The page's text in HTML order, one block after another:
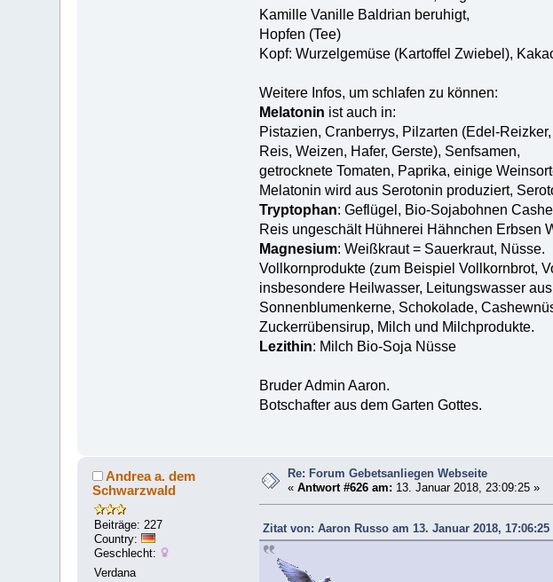
Kamille Vanille Baldrian beruhigt,
Hopfen (Tee)
Kopf: Wurzelgemüse (Kartoffel Zwiebel),
Weitere Infos, um schlafen zu können:
Melatonin ist auch in:
Pistazien, Cranberrys, Pilzarten (Edel-
Reis, Weizen, Hafer, Gerste), Senfsamen,
getrocknete Tomaten, Paprika, einige
Melatonin wird aus Serotonin produziert,
Tryptophan: Geflügel, Bio-Sojabohnen
Reis ungeschält Hühnerei Hähnchen Erbsen
Magnesium: Weißkraut = Sauerkraut, Nüsse.
Vollkornprodukte (zum Beispiel Vollkornbrot,
insbesondere Heilwasser, Leitungswasser
Sonnenblumenkerne, Schokolade,
Zuckerrübensirup, Milch und Milchprodukte.
Lezithin: Milch Bio-Soja Nüsse
Bruder Admin Aaron.
Botschafter aus dem Garten Gottes.
Andrea a. dem
Schwarzwald
Beiträge: 227
Country:
Geschlecht:
Verdana
Re: Forum Gebetsanliegen Webseite
«Antwort #626 am: 13. Januar 2018, 23:09:25 »
Zitat von: Aaron Russo am 13. Januar 2018, 17:06:25